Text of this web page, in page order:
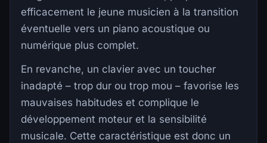
efficacement le jeune musicien à la transition
éventuelle vers un piano acoustique ou
numérique plus complet.
En revanche, un clavier avec un toucher
inadapté – trop dur ou trop mou – favorise les
mauvaises habitudes et complique le
développement moteur et la sensibilité
musicale. Cette caractéristique est donc un